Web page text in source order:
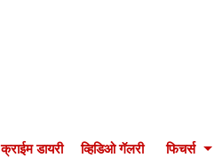
क्राईम डायरी व्हिडिओ गॅलरी फिचर्स